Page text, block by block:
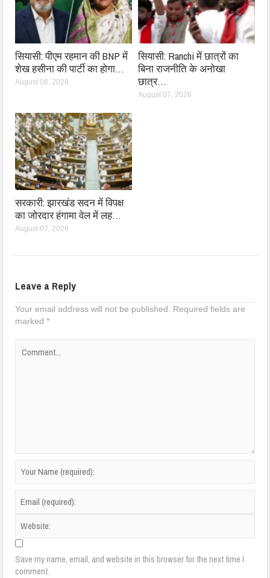
सियासी: पीएम रहमान की BNP में
शेख हसीना की पार्टी का होगा…
August 08, 2026
सियासी: Ranchi में छात्रों का
बिना राजनीति के अनोखा
छात्र…
August 07, 2026
सरकारी: झारखंड सदन में विपक्ष
का जोरदार हंगामा वेल में लह…
August 07, 2026
Leave a Reply
Your email address will not be published.
Required fields are
marked*
Save my name, email, and website in this browser for the next time I
comment.